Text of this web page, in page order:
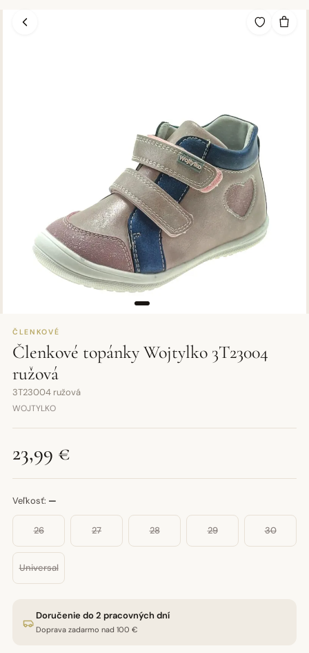
ČLENKOVÉ
Členkové topánky Wojtylko 3T23004
ružová
3T23004 ružová
WOJTYLKO
23,99 €
Veľkosť: —
26 27 28 29 30
Universal
Doručenie do 2 pracovných dní
Doprava zadarmo nad 100 €